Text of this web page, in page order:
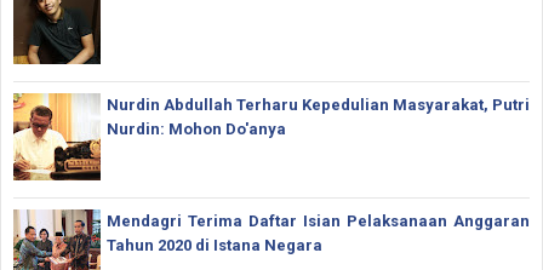
Nurdin Abdullah Terharu Kepedulian Masyarakat, Putri
Nurdin: Mohon Do'anya
Mendagri Terima Daftar Isian Pelaksanaan Anggaran
Tahun 2020 di Istana Negara